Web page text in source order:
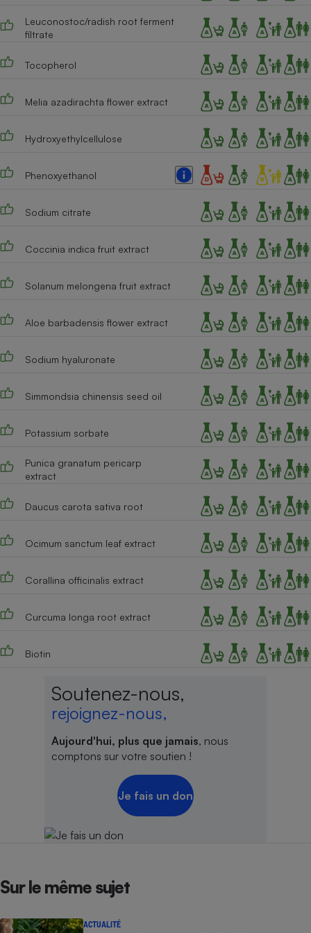
Leuconostoc/radish root ferment
filtrate
Tocopherol
Melia azadirachta flower extract
Hydroxyethylcellulose
Phenoxyethanol
Sodium citrate
Coccinia indica fruit extract
Solanum melongena fruit extract
Aloe barbadensis flower extract
Sodium hyaluronate
Simmondsia chinensis seed oil
Potassium sorbate
Punica granatum pericarp
extract
Daucus carota sativa root
Ocimum sanctum leaf extract
Corallina officinalis extract
Curcuma longa root extract
Biotin
Soutenez-nous,
rejoignez-nous,
Aujourd'hui, plus que jamais, nous
comptons sur votre soutien !
Je fais un don
Sur le même sujet
ACTUALITÉ